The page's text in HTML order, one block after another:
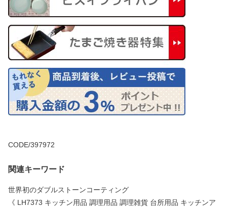
CODE/397972
関連キーワード
世界初のダブルストーンコーティング
《 LH7373 キッチン用品 調理用品 調理雑貨 台所用品 キッチンア